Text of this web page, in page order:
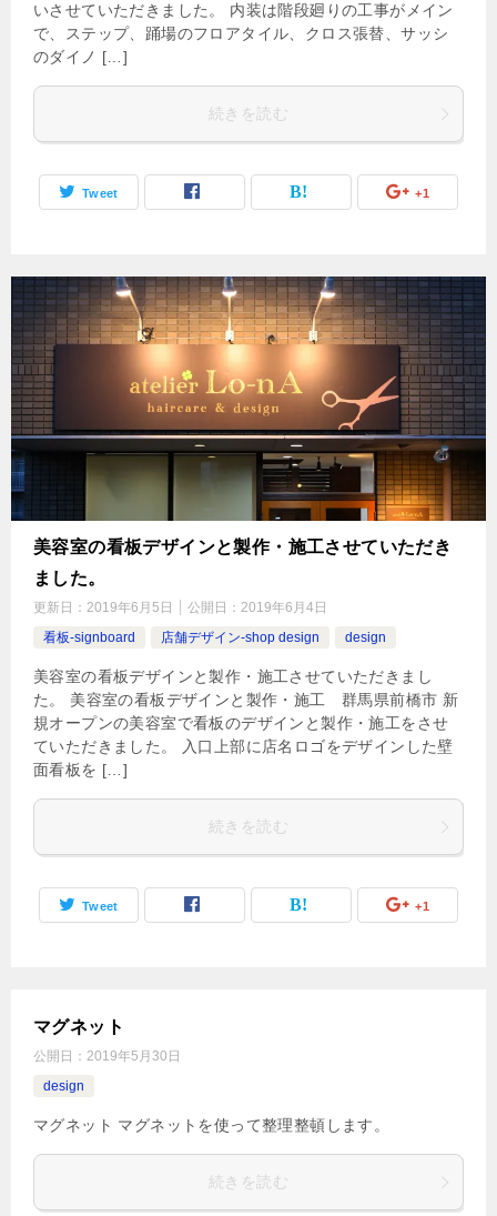
いさせていただきました。 内装は階段廻りの工事がメイン
で、ステップ、踊場のフロアタイル、クロス張替、サッシ
のダイノ […]
続きを読む
Tweet +1
美容室の看板デザインと製作・施工させていただき
ました。
更新日： 2019年6月5日 公開日： 2019年6月4日
看板-signboard
店舗デザイン-shop design design
美容室の看板デザインと製作・施工させていただきまし
た。 美容室の看板デザインと製作・施工 群馬県前橋市 新
規オープンの美容室で看板のデザインと製作・施工をさせ
ていただきました。 入口上部に店名ロゴをデザインした壁
面看板を […]
続きを読む
Tweet +1
マグネット
公開日： 2019年5月30日
design
マグネット マグネットを使って整理整頓します。
続きを読む